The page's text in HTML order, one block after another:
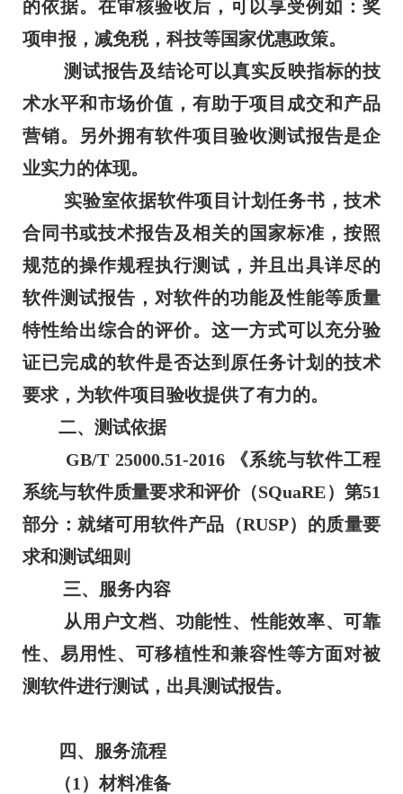
的依据。在审核验收后，可以享受例如：奖
项申报，减免税，科技等国家优惠政策。
测试报告及结论可以真实反映指标的技
术水平和市场价值，有助于项目成交和产品
营销。另外拥有软件项目验收测试报告是企
业实力的体现。
实验室依据软件项目计划任务书，技术
合同书或技术报告及相关的国家标准，按照
规范的操作规程执行测试，并且出具详尽的
软件测试报告，对软件的功能及性能等质量
特性给出综合的评价。这一方式可以充分验
证已完成的软件是否达到原任务计划的技术
要求，为软件项目验收提供了有力的。
二、测试依据
GB/T 25000.51-2016 《系统与软件工程
系统与软件质量要求和评价（SQuaRE）第51
部分：就绪可用软件产品（RUSP）的质量要
求和测试细则
三、服务内容
从用户文档、功能性、性能效率、可靠
性、易用性、可移植性和兼容性等方面对被
测软件进行测试，出具测试报告。
四、服务流程
（1）材料准备